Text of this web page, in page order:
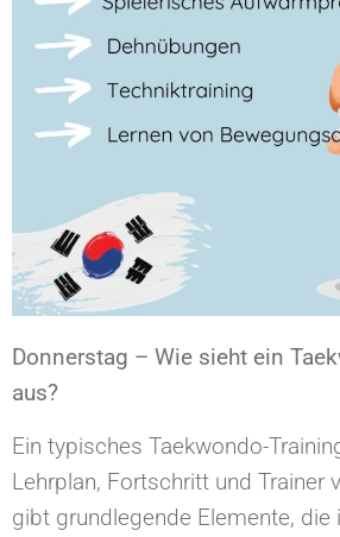
Donnerstag – Wie sieht ein
aus?
Ein typisches Taekwondo-
Lehrplan, Fortschritt und Trainer
gibt grundlegende Elemente, die